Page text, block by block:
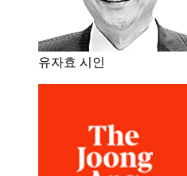
유자효 시인